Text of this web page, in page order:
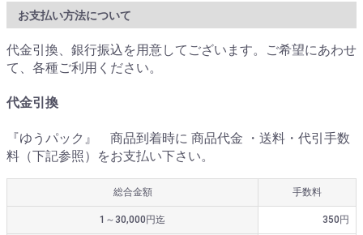
お支払い方法について
代金引換、銀行振込を用意してございます。ご希望にあわせ
て、各種ご利用ください。
代金引換
『ゆうパック』 商品到着時に 商品代金 ・送料・代引手数
料（下記参照）をお支払い下さい。
総合金額 手数料
1～30,000円迄 350円